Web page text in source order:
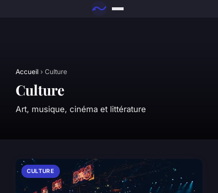
Accueil › Culture
Culture
Art, musique, cinéma et littérature
CULTURE